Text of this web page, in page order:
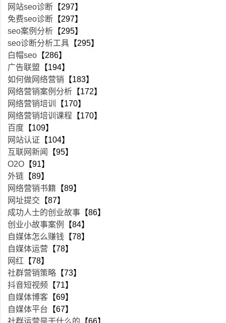
网站seo诊断 【297】
免费seo诊断 【297】
seo案例分析 【295】
seo诊断分析工具 【295】
白帽seo 【286】
广告联盟 【194】
如何做网络营销 【183】
网络营销案例分析 【172】
网络营销培训
【170】
网络营销培训课程 【170】
百度 【109】
网站认证 【104】
互联网新闻
【95】
O2O 【91】
外链 【89】
网络营销书籍 【89】
网址提交 【87】
成功人士的创业故事 【86】
创业小故事案例
【84】
自媒体怎么赚钱 【78】
自媒体运营 【78】
网红 【78】
社群营销策略 【73】
抖音短视频 【71】
自媒体博客 【69】
自媒体平台 【67】